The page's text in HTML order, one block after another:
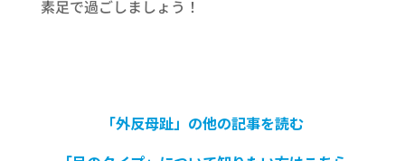
素足で過ごしましょう！
「外反母趾」の他の記事を読む